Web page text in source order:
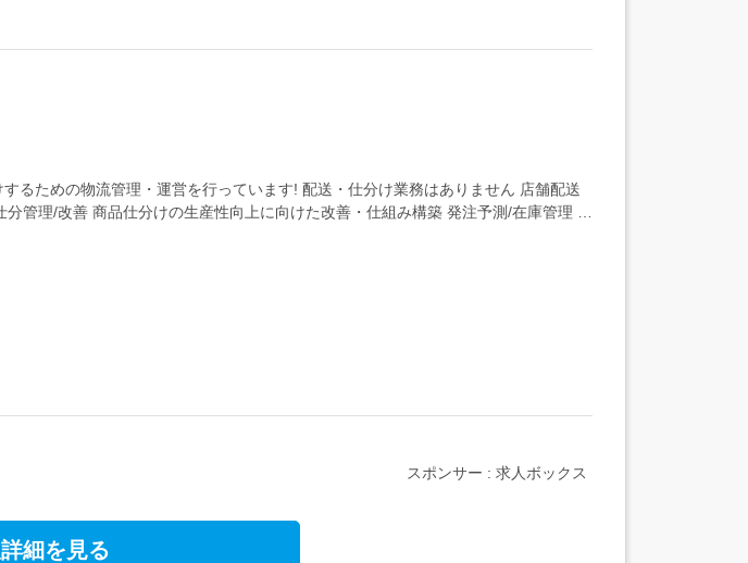
めの物流管理・運営を行っています! 配送・仕分け業務はありません 店舗配送
管理/改善 商品仕分けの生産性向上に向けた改善・仕組み構築 発注予測/在庫管理 欠
スポンサー : 求人ボックス
細を見る